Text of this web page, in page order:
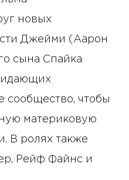
новых
Джейми (Аарон
сына Спайка
сообщество, чтобы
материковую
В ролях также
Рейф Файнс и